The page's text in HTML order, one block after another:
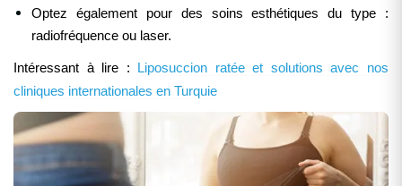
Optez également pour des soins esthétiques du type :
radiofréquence ou laser.
Intéressant à lire :
Liposuccion ratée et solutions avec nos
cliniques internationales en Turquie